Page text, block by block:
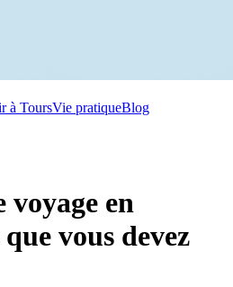
à ToursVie pratiqueBlog
voyage en
vous devez